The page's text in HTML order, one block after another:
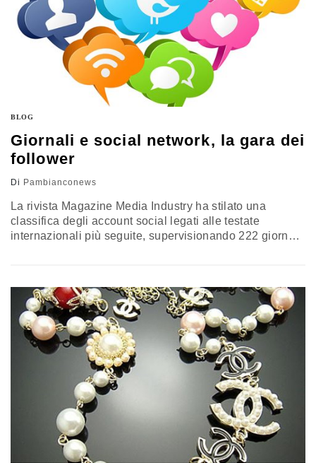
BLOG
Giornali e social network, la gara dei
follower
Di Pambianconews
La rivista Magazine Media Industry ha stilato una
classifica degli account social legati alle testate
internazionali più seguite, supervisionando 222 giornali,
Bündchen (4,7 milioni di followe su Instagram) o il brand
low cost H&M (6 milioni). Facebook si conferma il social
più…